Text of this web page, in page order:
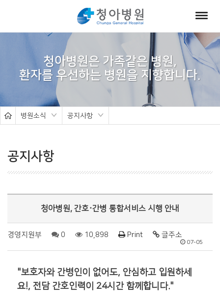
얼
청아병원은 가족같은 병원,
병원소식 공지사항
공지사항
청아병원, 간호·간병 통합서비스 시행 안내
경영지원부 0 10,898 Print 글주소
07-05
"보호자와 간병인이 없어도, 안심하고 입원하세
요!, 전담 간호인력이 24시간 함께합니다."